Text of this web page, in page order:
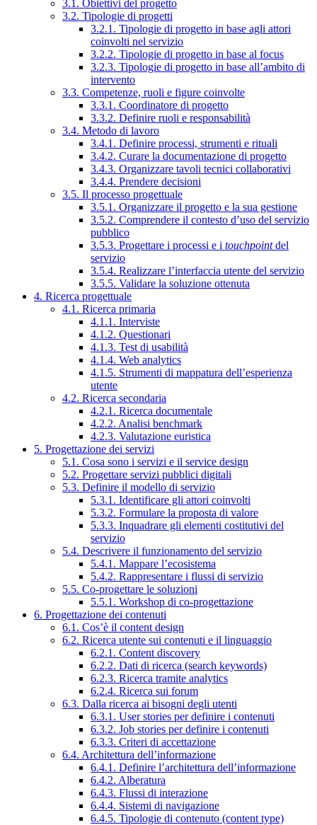
3.1. Obiettivi del progetto
3.2. Tipologie di progetti
3.2.1. Tipologie di progetto in base agli attori
coinvolti nel servizio
3.2.2. Tipologie di progetto in base al focus
3.2.3. Tipologie di progetto in base all’ambito di
intervento
3.3. Competenze, ruoli e figure coinvolte
3.3.1. Coordinatore di progetto
3.3.2. Definire ruoli e responsabilità
3.4. Metodo di lavoro
3.4.1. Definire processi, strumenti e rituali
3.4.2. Curare la documentazione di progetto
3.4.3. Organizzare tavoli tecnici collaborativi
3.4.4. Prendere decisioni
3.5. Il processo progettuale
3.5.1. Organizzare il progetto e la sua gestione
3.5.2. Comprendere il contesto d’uso del servizio
pubblico
3.5.3. Progettare i processi e i touchpointdel
servizio
3.5.4. Realizzare l’interfaccia utente del servizio
3.5.5. Validare la soluzione ottenuta
4. Ricerca progettuale
4.1. Ricerca primaria
4.1.1. Interviste
4.1.2. Questionari
4.1.3. Test di usabilità
4.1.4. Web analytics
4.1.5. Strumenti di mappatura dell’esperienza
utente
4.2. Ricerca secondaria
4.2.1. Ricerca documentale
4.2.2. Analisi benchmark
4.2.3. Valutazione euristica
5. Progettazione dei servizi
5.1. Cosa sono i servizi e il service design
5.2. Progettare servizi pubblici digitali
5.3. Definire il modello di servizio
5.3.1. Identificare gli attori coinvolti
5.3.2. Formulare la proposta di valore
5.3.3. Inquadrare gli elementi costitutivi del
servizio
5.4. Descrivere il funzionamento del servizio
5.4.1. Mappare l’ecosistema
5.4.2. Rappresentare i flussi di servizio
5.5. Co-progettare le soluzioni
5.5.1. Workshop di co-progettazione
6. Progettazione dei contenuti
6.1. Cos’è il content design
6.2. Ricerca utente sui contenuti e il linguaggio
6.2.1. Content discovery
6.2.2. Dati di ricerca (search keywords)
6.2.3. Ricerca tramite analytics
6.2.4. Ricerca sui forum
6.3. Dalla ricerca ai bisogni degli utenti
6.3.1. User stories per definire i contenuti
6.3.2. Job stories per definire i contenuti
6.3.3. Criteri di accettazione
6.4. Architettura dell’informazione
6.4.1. Definire l’architettura dell’informazione
6.4.2. Alberatura
6.4.3. Flussi di interazione
6.4.4. Sistemi di navigazione
6.4.5. Tipologie di contenuto (content type)